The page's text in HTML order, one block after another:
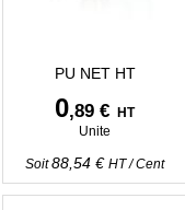
PU NET HT
0,89 €
HT
Unite
Soit88,54 € HT/Cent